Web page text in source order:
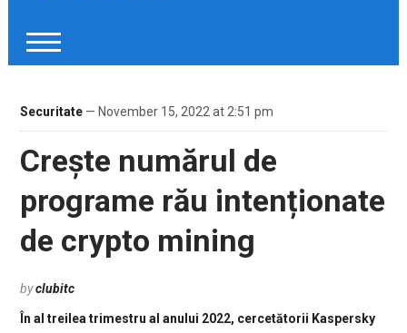
Securitate— November 15, 2022 at 2:51 pm
Crește numărul de
programe rău intenționate
de crypto mining
byclubitc
În al treilea trimestru al anului 2022, cercetătorii Kaspersky